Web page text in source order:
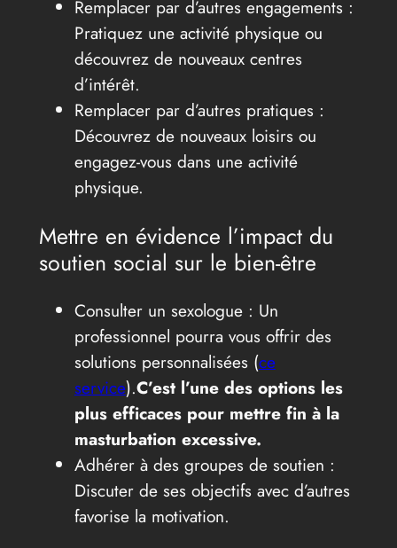
Remplacer par d’autres engagements :
Pratiquez une activité physique ou
découvrez de nouveaux centres
d’intérêt.
Remplacer par d’autres pratiques :
Découvrez de nouveaux loisirs ou
engagez-vous dans une activité
physique.
Mettre en évidence l’impact du
soutien social sur le bien-être
Consulter un sexologue : Un
professionnel pourra vous offrir des
solutions personnalisées (ce
service).C’est l’une des options les
plus efficaces pour mettre fin à la
masturbation excessive.
Adhérer à des groupes de soutien :
Discuter de ses objectifs avec d’autres
favorise la motivation.